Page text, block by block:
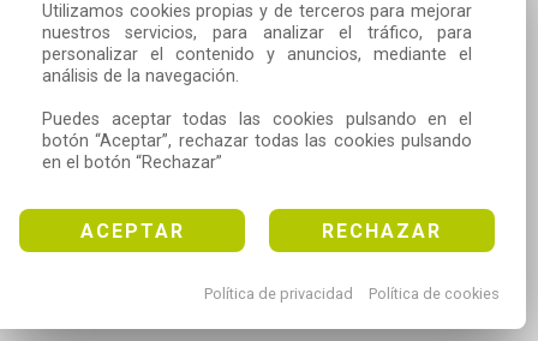
Utilizamos cookies propias y de terceros para mejorar
nuestros servicios, para analizar el tráfico, para
personalizar el contenido y anuncios, mediante el
análisis de la navegación.
Puedes aceptar todas las cookies pulsando en el
botón “Aceptar”, rechazar todas las cookies pulsando
en el botón “Rechazar”
ACEPTAR RECHAZAR
Política de privacidad Política de cookies